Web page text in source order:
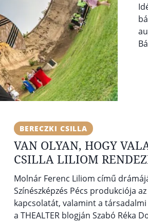
BERECZKI CSILLA
VAN OLYAN, HOGY
CSILLA LILIOM
Molnár Ferenc Liliom című
Színészképzés Pécs produkciója
kapcsolatát, valamint a
a THEALTER blogján Szabó Réka